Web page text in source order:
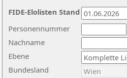
Nachname
Ebene
Personennummer
Bundesland
FIDE-Elolisten Stand